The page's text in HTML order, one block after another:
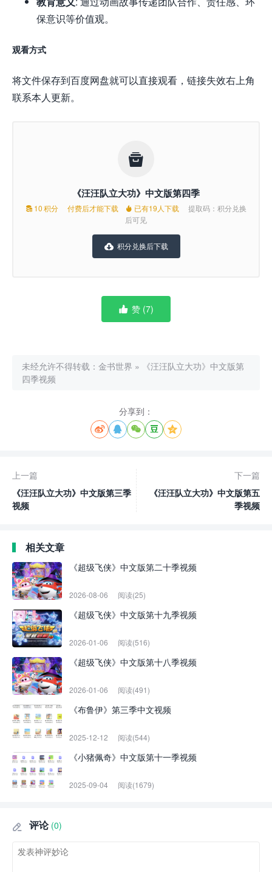
保意识等价值观。
观看方式
将文件保存到百度网盘就可以直接观看，链接失效右上角
联系本人更新。

《汪汪队立大功》中文版第四季
 10积分 付费后才能下载  已有19人下载
提取码：积分兑换
后可见
积分兑换后下载
 赞 (7)
未经允许不得转载： 金书世界 »
《汪汪队立大功》中文版第
四季视频
分享到：
    
上一篇
《汪汪队立大功》中文版第三季
视频
下一篇
《汪汪队立大功》中文版第五
季视频
相关文章
《超级飞侠》中文版第二十季视频
2026-08-06 阅读(25)
《超级飞侠》中文版第十九季视频
2026-01-06 阅读(516)
《超级飞侠》中文版第十八季视频
2026-01-06 阅读(491)
《布鲁伊》第三季中文视频
2025-12-12 阅读(544)
《小猪佩奇》中文版第十一季视频
2025-09-04 阅读(1679)
 评论 (0)